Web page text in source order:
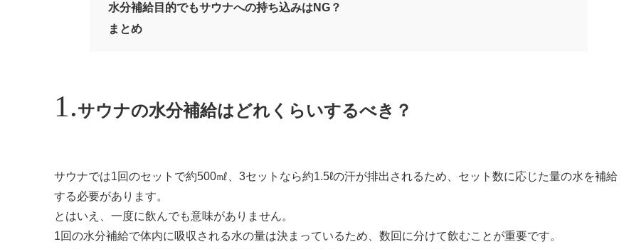
水分補給目的でもサウナへの持ち込みはNG？
まとめ
サウナの水分補給はどれくらいするべき？
サウナでは1回のセットで約500㎖、3セットなら約1.5ℓの汗が排出されるため、セット数に応じた量の水を補給
する必要があります。
とはいえ、一度に飲んでも意味がありません。
1回の水分補給で体内に吸収される水の量は決まっているため、数回に分けて飲むことが重要です。